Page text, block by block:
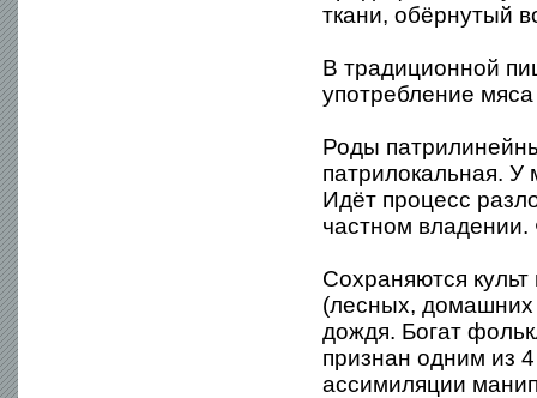
ткани, обёрнутый
В традиционной
употребление
Роды
патрилокальная. У
Идёт процесс
частном
Сохраняются
(лесных,
дождя. Богат
признан одним из
ассимиляции